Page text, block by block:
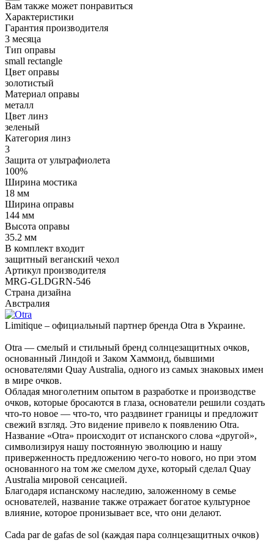
Вам также может понравиться
Характеристики
Гарантия производителя
3 месяца
Тип оправы
small rectangle
Цвет оправы
золотистый
Материал оправы
металл
Цвет линз
зеленый
Категория линз
3
Защита от ультрафиолета
100%
Ширина мостика
18 мм
Ширина оправы
144 мм
Высота оправы
35.2 мм
В комплект входит
защитный веганский чехол
Артикул производителя
MRG-GLDGRN-546
Страна дизайна
Австралия
Limitique – официальный партнер бренда Otra в Украине.
Otra — смелый и стильный бренд солнцезащитных очков,
основанный Линдой и Заком Хаммонд, бывшими
основателями Quay Australia, одного из самых знаковых имен
в мире очков.
Обладая многолетним опытом в разработке и производстве
очков, которые бросаются в глаза, основатели решили создать
что-то новое — что-то, что раздвинет границы и предложит
свежий взгляд. Это видение привело к появлению Otra.
Название «Otra» происходит от испанского слова «другой»,
символизируя нашу постоянную эволюцию и нашу
приверженность предложению чего-то нового, но при этом
основанного на том же смелом духе, который сделал Quay
Australia мировой сенсацией.
Благодаря испанскому наследию, заложенному в семье
основателей, название также отражает богатое культурное
влияние, которое пронизывает все, что они делают.
Cada par de gafas de sol (каждая пара солнцезащитных очков)